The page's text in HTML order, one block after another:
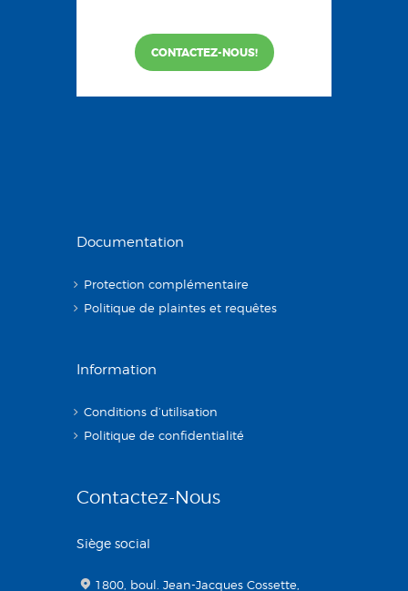
CONTACTEZ-NOUS!
Documentation
Protection complémentaire
Politique de plaintes et requêtes
Information
Conditions d’utilisation
Politique de confidentialité
Contactez-Nous
Siège social
1800, boul. Jean-Jacques Cossette,